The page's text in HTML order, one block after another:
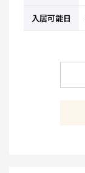
入居可能日